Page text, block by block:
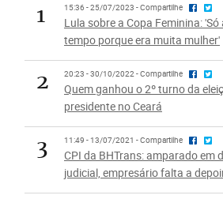
1
15:36 - 25/07/2023 - Compartilhe
Lula sobre a Copa Feminina:
tempo porque era muita mulher'
2 20:23 - 30/10/2022 - Compartilhe
Quem ganhou o 2º turno da
presidente no Ceará
3 11:49 - 13/07/2021 - Compartilhe
CPI da BHTrans: amparado em
judicial, empresário falta a